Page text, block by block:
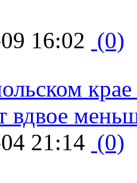
16:02 (0)
вдвое
21:14 (0)